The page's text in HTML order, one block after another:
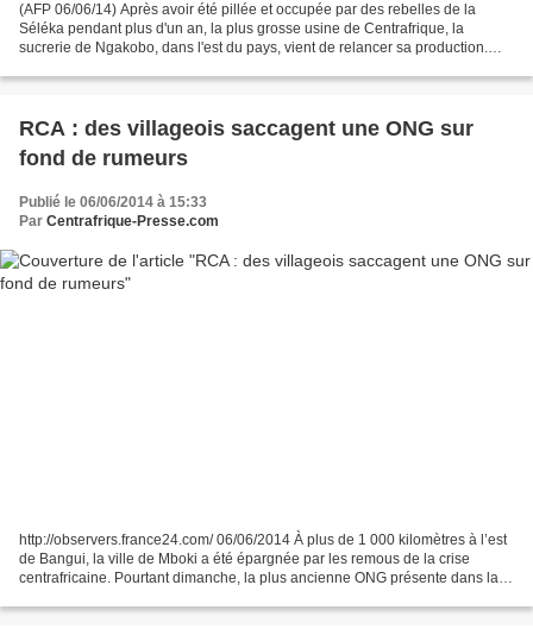
(AFP 06/06/14) Après avoir été pillée et occupée par des rebelles de la
Séléka pendant plus d'un an, la plus grosse usine de Centrafrique, la
sucrerie de Ngakobo, dans l'est du pays, vient de relancer sa production.
RCA : des villageois saccagent une ONG sur
fond de rumeurs
Publié le 06/06/2014 à 15:33
Par Centrafrique-Presse.com
http://observers.france24.com/ 06/06/2014 À plus de 1 000 kilomètres à l’est
de Bangui, la ville de Mboki a été épargnée par les remous de la crise
centrafricaine. Pourtant dimanche, la plus ancienne ONG présente dans la